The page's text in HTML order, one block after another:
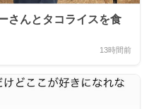
さんとタコライスを食
13時間前